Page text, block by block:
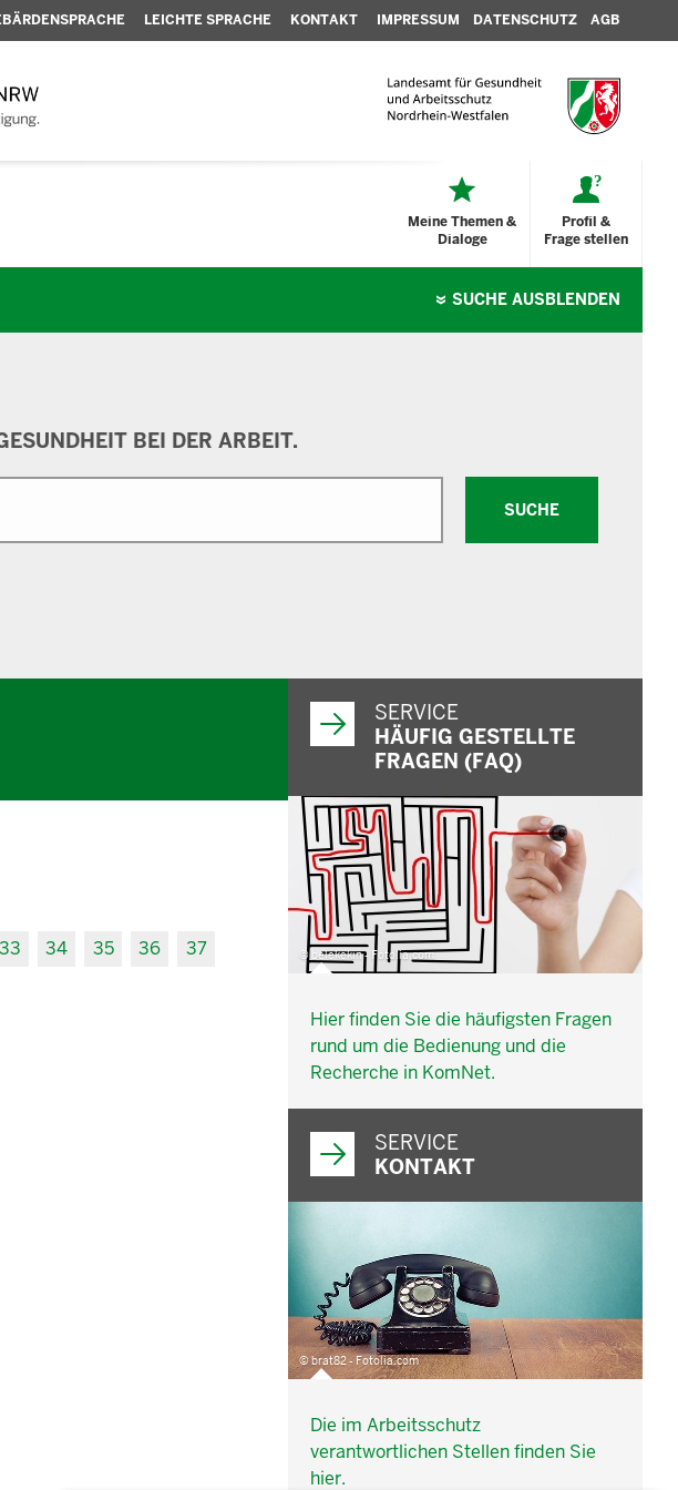
LEICHTE SPRACHE KONTAKT IMPRESSUM DATENSCHUTZ AGB
Profil &
Frage stellen
Meine Themen &
Dialoge
SUCHE AUSBLENDEN
BEI DER ARBEIT.
SUCHE
33 34 35 36 37
SERVICE
HÄUFIG GESTELLTE
FRAGEN (FAQ)
© belekekin - Fotolia.com
Hier finden Sie die häufigsten Fragen
rund um die Bedienung und die
Recherche in KomNet.
SERVICE
KONTAKT
© brat82 - Fotolia.com
Die im Arbeitsschutz
verantwortlichen Stellen finden Sie
hier.